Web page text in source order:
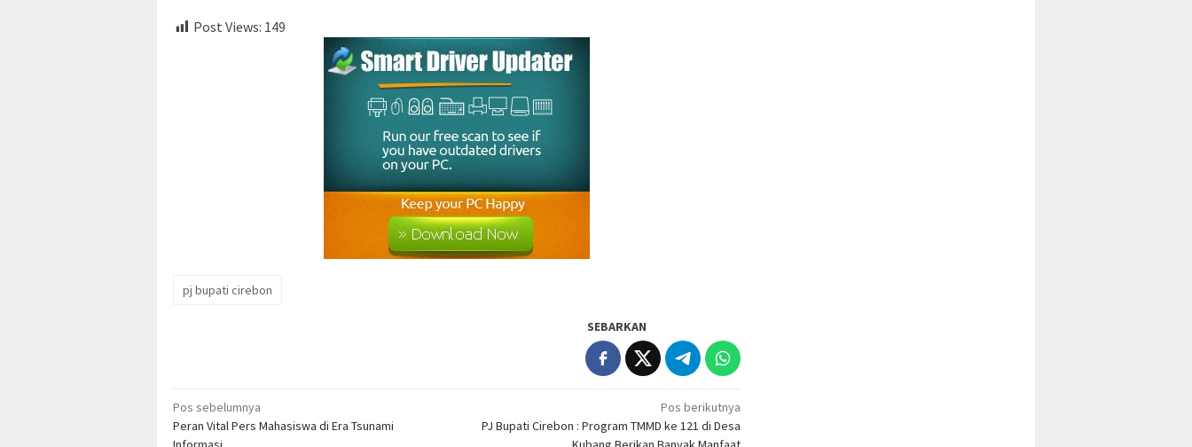
Post Views: 149
pj bupati cirebon
SEBARKAN
Navigasi
pos
Pos sebelumnya
Peran Vital Pers Mahasiswa di Era Tsunami
Pos berikutnya
PJ Bupati Cirebon : Program TMMD ke 121 di Desa